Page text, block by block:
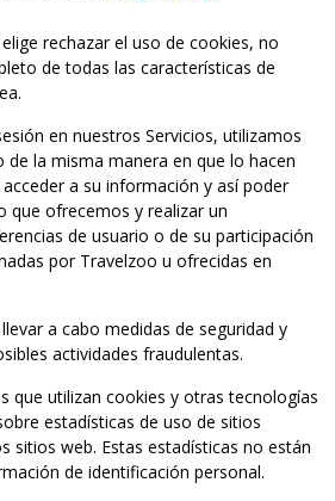
rechazar el uso de cookies, no
de todas las características de
en nuestros Servicios, utilizamos
de la misma manera en que lo hacen
a su información y así poder
que ofrecemos y realizar un
de usuario o de su participación
por Travelzoo u ofrecidas en
a cabo medidas de seguridad y
actividades fraudulentas.
que utilizan cookies y otras tecnologías
estadísticas de uso de sitios
sitios web. Estas estadísticas no están
de identificación personal.